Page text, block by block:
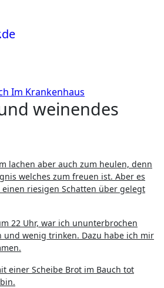
Im Krankenhaus
weinendes
welches zum freuen ist. Aber es
riesigen Schatten über gelegt
22 Uhr, war ich ununterbrochen
und wenig trinken. Dazu habe ich mir
einer Scheibe Brot im Bauch tot